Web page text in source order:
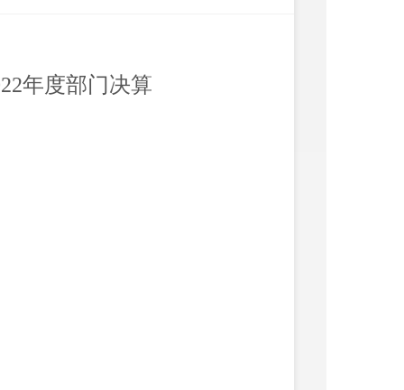
年度部门决算